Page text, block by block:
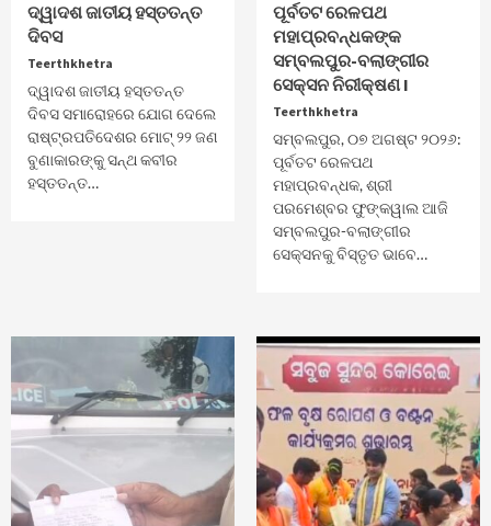
ଦ୍ୱାଦଶ ଜାତୀୟ ହସ୍ତତନ୍ତ
ଦିବସ
Teerthkhetra
ଦ୍ୱାଦଶ ଜାତୀୟ ହସ୍ତତନ୍ତ
ଦିବସ ସମାରୋହରେ ଯୋଗ ଦେଲେ
ରାଷ୍ଟ୍ରପତିଦେଶର ମୋଟ୍‌ ୨୨ ଜଣ
ବୁଣାକାରଙ୍କୁ ସନ୍ଥ କବୀର
ହସ୍ତତନ୍ତ…
ପୂର୍ବତଟ ରେଳପଥ
ମହାପ୍ରବନ୍ଧକଙ୍କ
ସମ୍ବଲପୁର-ବଲାଙ୍ଗୀର
ସେକ୍ସନ ନିରୀକ୍ଷଣ I
Teerthkhetra
ସମ୍ବଲପୁର, ୦୭ ଅଗଷ୍ଟ ୨୦୨୬:
ପୂର୍ବତଟ ରେଳପଥ
ମହାପ୍ରବନ୍ଧକ, ଶ୍ରୀ
ପରମେଶ୍ବର ଫୁଙ୍କୱାଲ ଆଜି
ସମ୍ବଲପୁର-ବଲାଙ୍ଗୀର
ସେକ୍ସନକୁ ବିସ୍ତୃତ ଭାବେ…